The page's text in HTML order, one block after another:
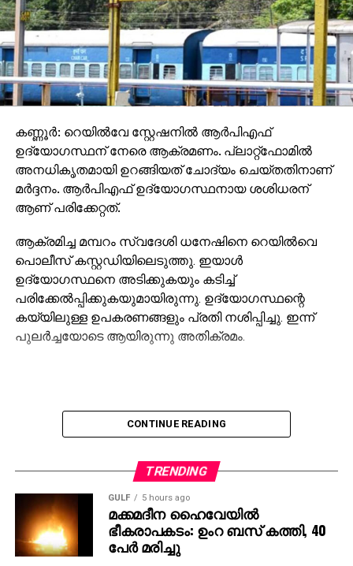
കണ്ണൂര്‍: റെയില്‍വേ സ്റ്റേഷനില്‍ ആര്‍പിഎഫ്
ഉദ്യോഗസ്ഥന് നേരെ ആക്രമണം. പ്ലാറ്റ്‌ഫോമില്‍
അനധികൃതമായി ഉറങ്ങിയത് ചോദ്യം ചെയ്തതിനാണ്
മര്‍ദ്ദനം. ആര്‍പിഎഫ് ഉദ്യോഗസ്ഥനായ ശശിധരന്
ആണ് പരിക്കേറ്റത്.
ആക്രമിച്ച മമ്പറം സ്വദേശി ധനേഷിനെ റെയില്‍വെ
പൊലീസ് കസ്റ്റഡിയിലെടുത്തു. ഇയാള്‍
ഉദ്യോഗസ്ഥനെ അടിക്കുകയും കടിച്ച്
പരിക്കേല്‍പ്പിക്കുകയുമായിരുന്നു. ഉദ്യോഗസ്ഥന്റെ
കയ്യിലുള്ള ഉപകരണങ്ങളും പ്രതി നശിപ്പിച്ചു. ഇന്ന്
പുലര്‍ച്ചയോടെ ആയിരുന്നു അതിക്രമം.
CONTINUE READING
TRENDING
GULF 5 hours ago
മക്കമദീന ഹൈവേയില്‍
ഭീകരാപകടം: ഉംറ ബസ് കത്തി, 40
പേര്‍ മരിച്ചു